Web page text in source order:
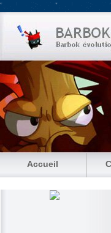
Accueil